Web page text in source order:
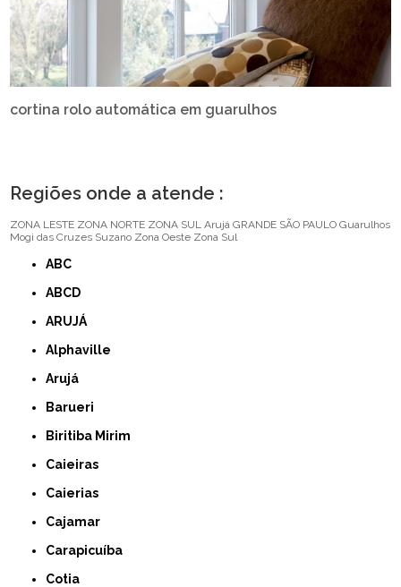
cortina rolo automática em guarulhos
Regiões onde a atende :
ZONA LESTE ZONA NORTE ZONA SUL Arujá GRANDE SÃO PAULO Guarulhos
Mogi das Cruzes Suzano Zona Oeste Zona Sul
ABC
ABCD
ARUJÁ
Alphaville
Arujá
Barueri
Biritiba Mirim
Caieiras
Caierias
Cajamar
Carapicuíba
Cotia